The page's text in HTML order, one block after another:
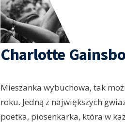
Charlotte
Mieszanka wybuchowa, tak
roku. Jedną z największych
poetka, piosenkarka, która w